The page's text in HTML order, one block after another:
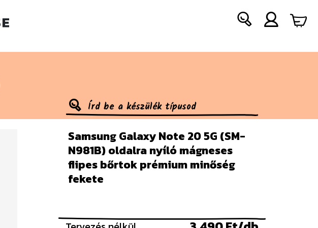
Samsung Galaxy Note 20 5G (SM-
N981B) oldalra nyíló mágneses
flipes bőrtok prémium minőség
fekete